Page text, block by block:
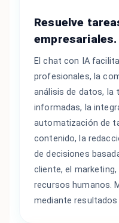
Resuelve
empresariales.
El chat con IA
profesionales, la
análisis de datos, la
informadas, la
automatización de
contenido, la
de decisiones
cliente, el
recursos humanos.
mediante